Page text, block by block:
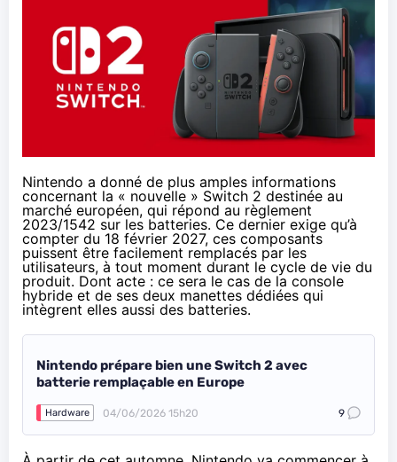
Nintendo a donné de plus amples informations
concernant la « nouvelle » Switch 2 destinée au
marché européen, qui répond au règlement
2023/1542 sur les batteries. Ce dernier exige qu’à
compter du 18 février 2027, ces composants
puissent être facilement remplacés par les
utilisateurs, à tout moment durant le cycle de vie du
produit. Dont acte : ce sera le cas de la console
hybride et de ses deux manettes dédiées qui
intègrent elles aussi des batteries.
Nintendo prépare bien une Switch 2 avec
batterie remplaçable en Europe
Hardware 04/06/2026 15h20 9